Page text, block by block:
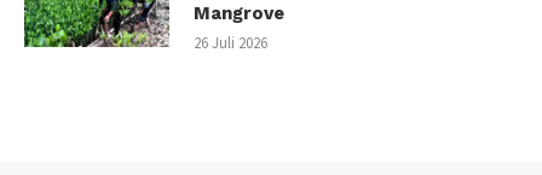
Mangrove
26 Juli 2026